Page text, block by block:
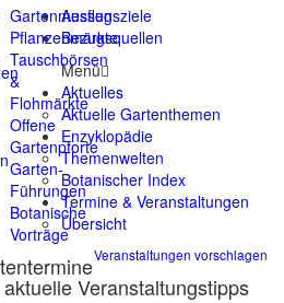
Gartenmessen
Pflanzenmärkte
Tauschbörsen
&
Flohmärkte
Offene
Gartenpforte
Garten-
Führungen
Botanische
Vorträge
Veranstaltungen vorschlagen
Veranstaltungstipps
Ausflugsziele
Bezugsquellen
Menü
Aktuelles
Aktuelle Gartenthemen
Enzyklopädie
Themenwelten
Botanischer Index
Termine & Veranstaltungen
Übersicht